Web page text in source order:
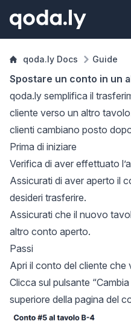
qoda.ly Docs Guide
Spostare un conto in un
qoda.ly semplifica il
cliente verso un altro tavolo
clienti cambiano posto
Prima di iniziare
Verifica di aver effettuato
Assicurati di aver aperto il
desideri trasferire.
Assicurati che il nuovo
altro conto aperto.
Passi
Apri il conto del cliente che
Clicca sul pulsante
superiore della pagina del